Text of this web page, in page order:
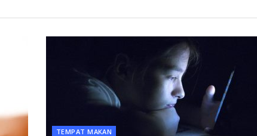
TEMPAT MAKAN